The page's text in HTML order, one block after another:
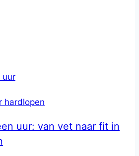
hardlopen
uur: van vet naar fit in